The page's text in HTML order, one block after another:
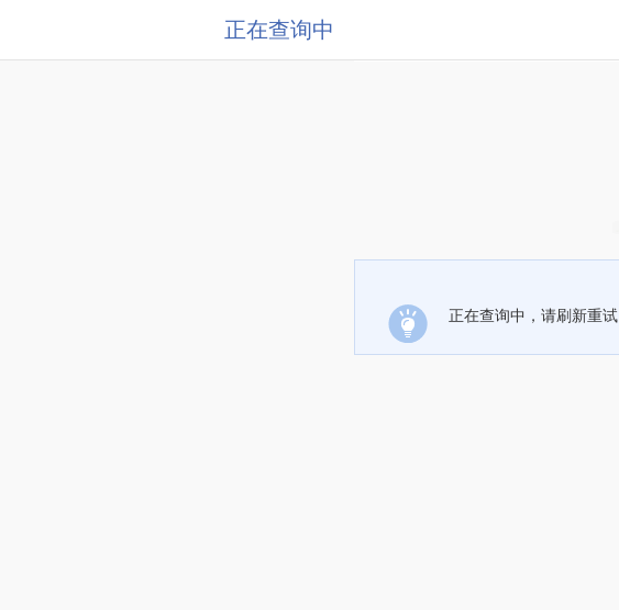
正在查询中
正在查询中，请刷新重试